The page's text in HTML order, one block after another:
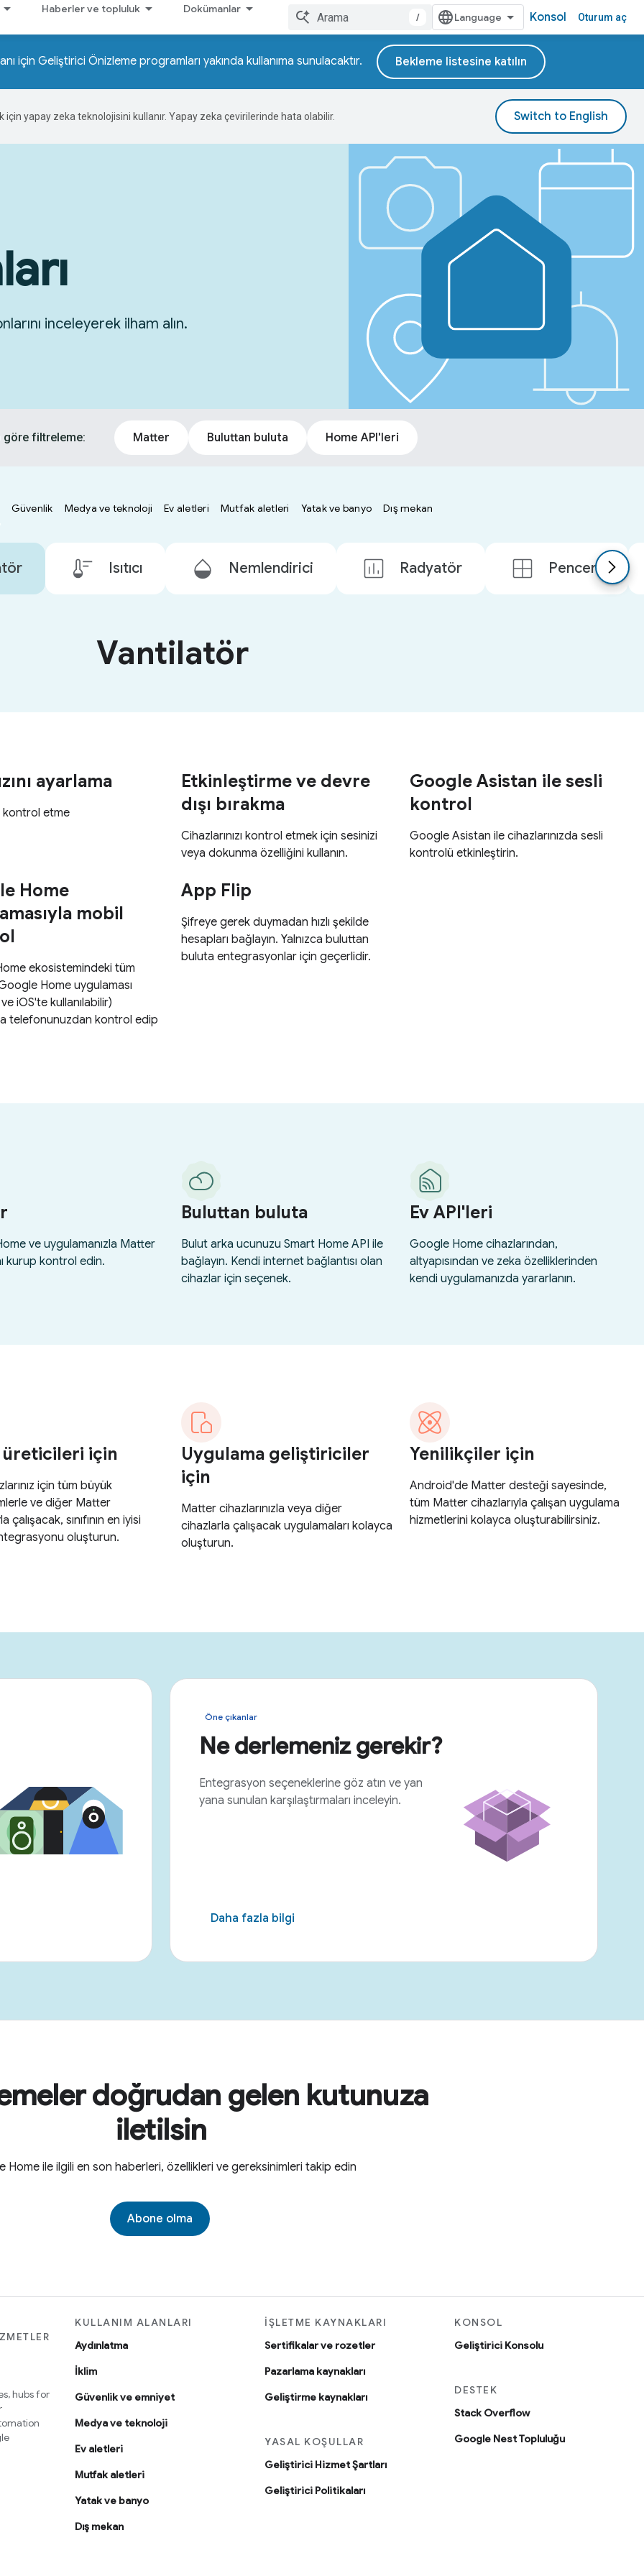
Haberler ve topluluk Dokümanlar
/ Konsol Oturum aç
için Geliştirici Önizleme programları yakında kullanıma sunulacaktır. Bekleme listesine katılın
için yapay zeka teknolojisini kullanır. Yapay zeka çevirilerinde hata olabilir.
inceleyerek ilham alın.
Öne çıkanlar
Ne derlemeniz gerekir?
Entegrasyon seçeneklerine göz atın ve yan
yana sunulan karşılaştırmaları inceleyin.
Daha fazla bilgi
doğrudan gelen kutunuza
iletilsin
Home ile ilgili en son haberleri, özellikleri ve gereksinimleri takip edin
Abone olma
hubs for
KULLANIM ALANLARI
Aydınlatma
İklim
Güvenlik ve emniyet
Medya ve teknoloji
Ev aletleri
Mutfak aletleri
Yatak ve banyo
Dış mekan
İŞLETME KAYNAKLARI
Sertifikalar ve rozetler
Pazarlama kaynakları
Geliştirme kaynakları
YASAL KOŞULLAR
Geliştirici Hizmet Şartları
Geliştirici Politikaları
KONSOL
Geliştirici Konsolu
DESTEK
Stack Overflow
Google Nest Topluluğu